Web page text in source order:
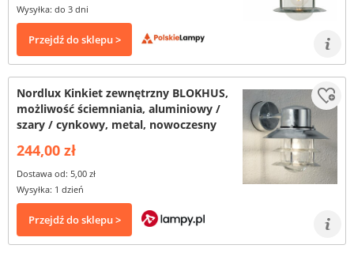
Wysyłka: do 3 dni
Przejdź do sklepu >
Nordlux Kinkiet zewnętrzny BLOKHUS,
możliwość ściemniania, aluminiowy /
szary / cynkowy, metal, nowoczesny
244,00 zł
Dostawa od: 5,00 zł
Wysyłka: 1 dzień
Przejdź do sklepu >